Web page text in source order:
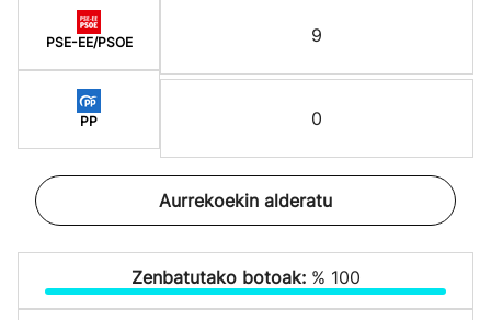
PSE-EE/PSOE
PP
9
0
Aurrekoekin alderatu
Zenbatutako botoak: % 100